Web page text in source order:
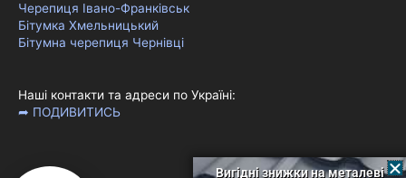
Черепиця Івано-Франківськ
Бітумка Хмельницький
Бітумна черепиця Чернівці
Наші контакти та адреси по Україні:
➦ ПОДИВИТИСЬ
Вигідні знижки на металеві